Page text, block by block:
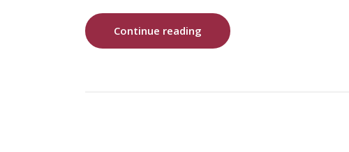
Continue reading